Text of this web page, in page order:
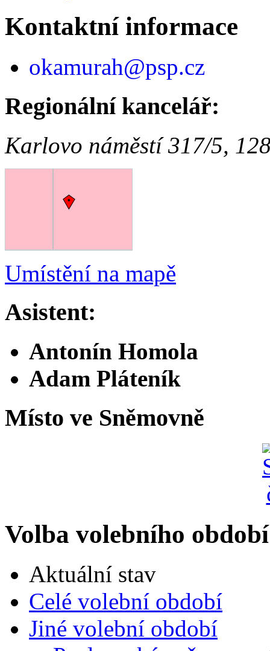
Kontaktní informace
okamurah@psp.cz
Regionální kancelář:
Karlovo náměstí 317/5,
Umístění na mapě
Asistent:
Antonín Homola
Adam Pláteník
Místo ve Sněmovně
Volba volebního období
Aktuální stav
Celé volební období
Jiné volební období